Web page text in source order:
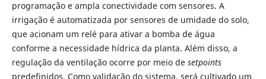
programação e ampla conectividade com sensores. A
irrigação é automatizada por sensores de umidade do solo,
que acionam um relé para ativar a bomba de água
conforme a necessidade hídrica da planta. Além disso, a
regulação da ventilação ocorre por meio de setpoints
predefinidos. Como validação do sistema, será cultivado um